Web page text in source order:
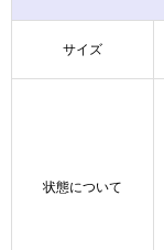
サイズ
状態について